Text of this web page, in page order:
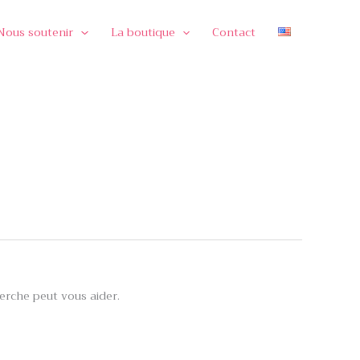
soutenir La boutique Contact
peut vous aider.